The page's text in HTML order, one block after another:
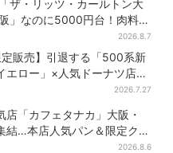
「ザ・リッツ・カールトン大
」なのに5000円台！肉料
理、スイーツ、パンまで…約
種類が食べ放題
2026.8.7
定販売】引退する「500系新
エロー」×人気ドーナツ店が
2026.7.27
店「カフェタナカ」大阪・
結…本店人気パン＆限定クッ
2026.8.6